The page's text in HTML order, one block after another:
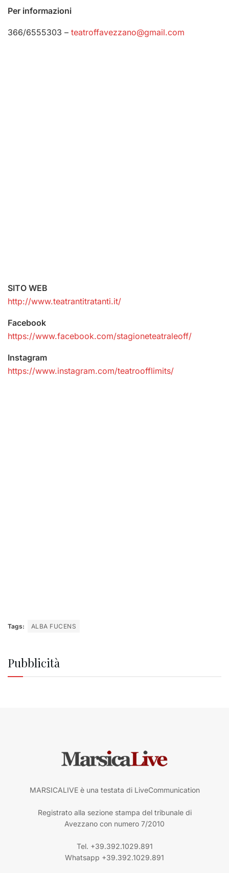
Per informazioni
366/6555303 – teatroffavezzano@gmail.com
SITO WEB
http://www.teatrantitratanti.it/
Facebook
https://www.facebook.com/stagioneteatraleoff/
Instagram
https://www.instagram.com/teatroofflimits/
Tags: ALBA FUCENS
Pubblicità
MARSICALIVE è una testata di LiveCommunication
Registrato alla sezione stampa del tribunale di
Avezzano con numero 7/2010
Tel. +39.392.1029.891
Whatsapp +39.392.1029.891